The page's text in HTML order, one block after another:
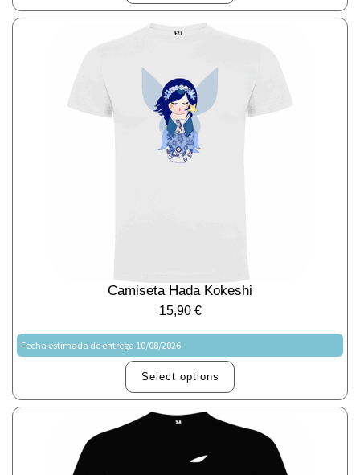
Camiseta Hada Kokeshi
15,90 €
Fecha estimada de entrega 10/08/2026
Select options